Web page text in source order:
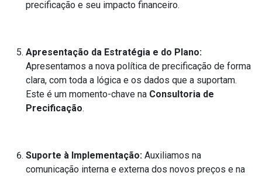
precificação e seu impacto financeiro.
Apresentação da Estratégia e do Plano:
Apresentamos a nova política de precificação de forma
clara, com toda a lógica e os dados que a suportam.
Este é um momento-chave na Consultoria de
Precificação.
Suporte à Implementação: Auxiliamos na
comunicação interna e externa dos novos preços e na